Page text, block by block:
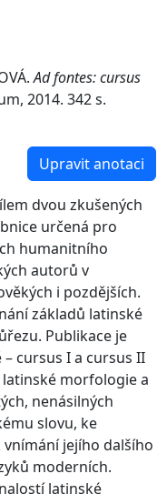
Ad fontes: cursus
2014. 342 s.
Upravit anotaci
dvou zkušených
určená pro
humanitního
autorů v
i pozdějších.
základů latinské
Publikace je
cursus I a cursus II
morfologie a
nenásilných
slovu, ke
jejího dalšího
moderních.
latinské